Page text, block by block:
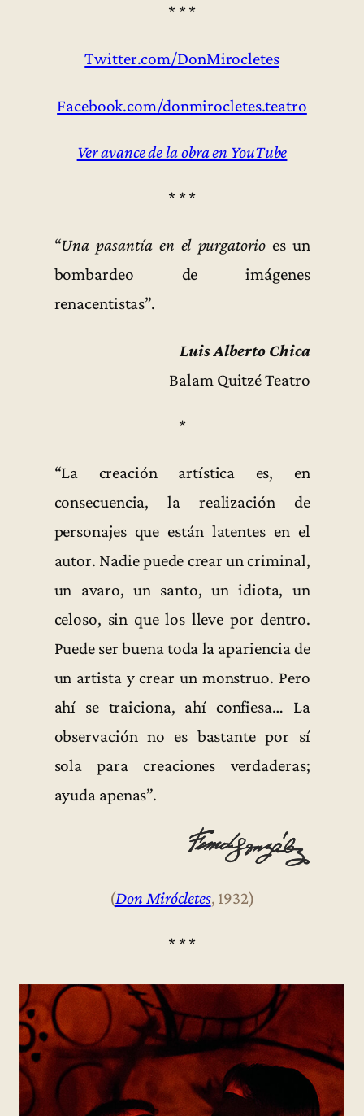
* * *
Twitter.com/DonMirocletes
Facebook.com/donmirocletes.teatro
Ver avance de la obra en YouTube
* * *
“Una pasantía en el purgatorioes un
bombardeo de imágenes
renacentistas”.
Luis Alberto Chica
Balam Quitzé Teatro
*
“La creación artística es, en
consecuencia, la realización de
personajes que están latentes en el
autor. Nadie puede crear un criminal,
un avaro, un santo, un idiota, un
celoso, sin que los lleve por dentro.
Puede ser buena toda la apariencia de
un artista y crear un monstruo. Pero
ahí se traiciona, ahí confiesa… La
observación no es bastante por sí
sola para creaciones verdaderas;
ayuda apenas”.
(Don Mirócletes, 1932)
* * *